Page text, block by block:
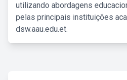
utilizando abordagens
pelas principais instituições
dsw.aau.edu.et.